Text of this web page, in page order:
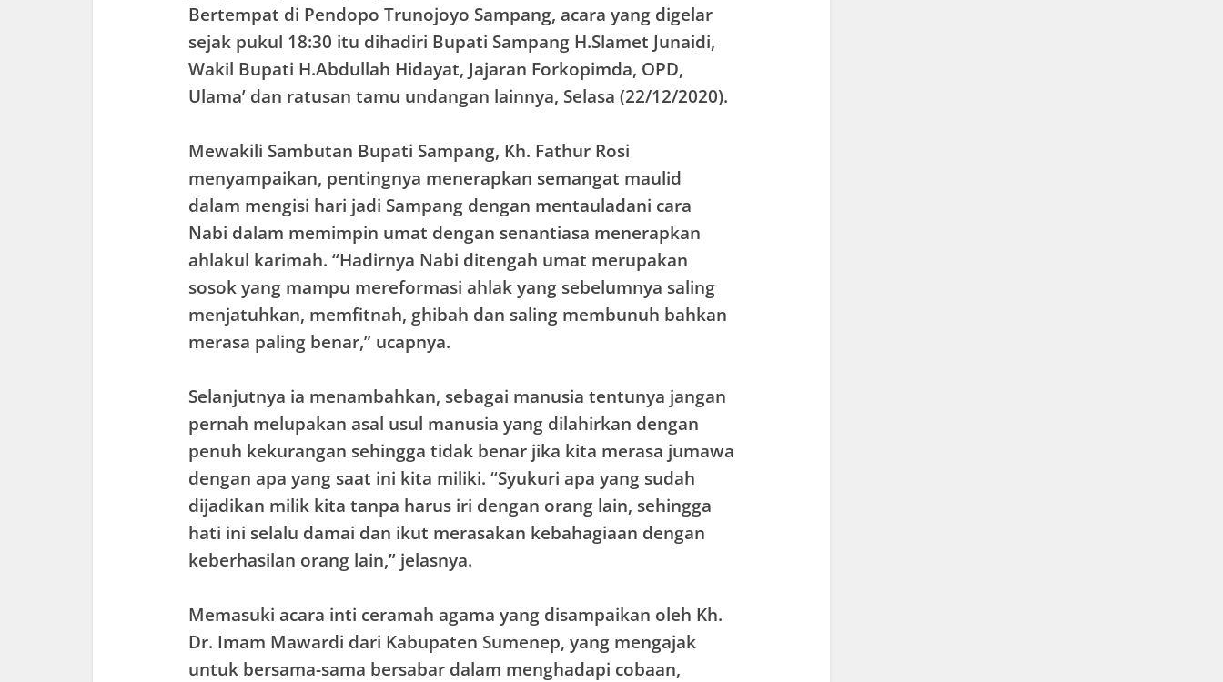
Bertempat di Pendopo Trunojoyo Sampang, acara yang digelar
sejak pukul 18:30 itu dihadiri Bupati Sampang H.Slamet Junaidi,
Wakil Bupati H.Abdullah Hidayat, Jajaran Forkopimda, OPD,
Ulama’ dan ratusan tamu undangan lainnya, Selasa (22/12/2020).
Mewakili Sambutan Bupati Sampang, Kh. Fathur Rosi
menyampaikan, pentingnya menerapkan semangat maulid
dalam mengisi hari jadi Sampang dengan mentauladani cara
Nabi dalam memimpin umat dengan senantiasa menerapkan
ahlakul karimah. “Hadirnya Nabi ditengah umat merupakan
sosok yang mampu mereformasi ahlak yang sebelumnya saling
menjatuhkan, memfitnah, ghibah dan saling membunuh bahkan
merasa paling benar,” ucapnya.
Selanjutnya ia menambahkan, sebagai manusia tentunya jangan
pernah melupakan asal usul manusia yang dilahirkan dengan
penuh kekurangan sehingga tidak benar jika kita merasa jumawa
dengan apa yang saat ini kita miliki. “Syukuri apa yang sudah
dijadikan milik kita tanpa harus iri dengan orang lain, sehingga
hati ini selalu damai dan ikut merasakan kebahagiaan dengan
keberhasilan orang lain,” jelasnya.
Memasuki acara inti ceramah agama yang disampaikan oleh Kh.
Dr. Imam Mawardi dari Kabupaten Sumenep, yang mengajak
untuk bersama-sama bersabar dalam menghadapi cobaan,